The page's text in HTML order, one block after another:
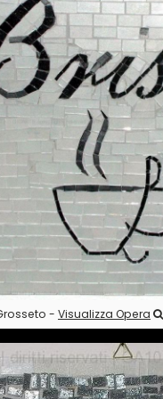
- Visualizza Opera